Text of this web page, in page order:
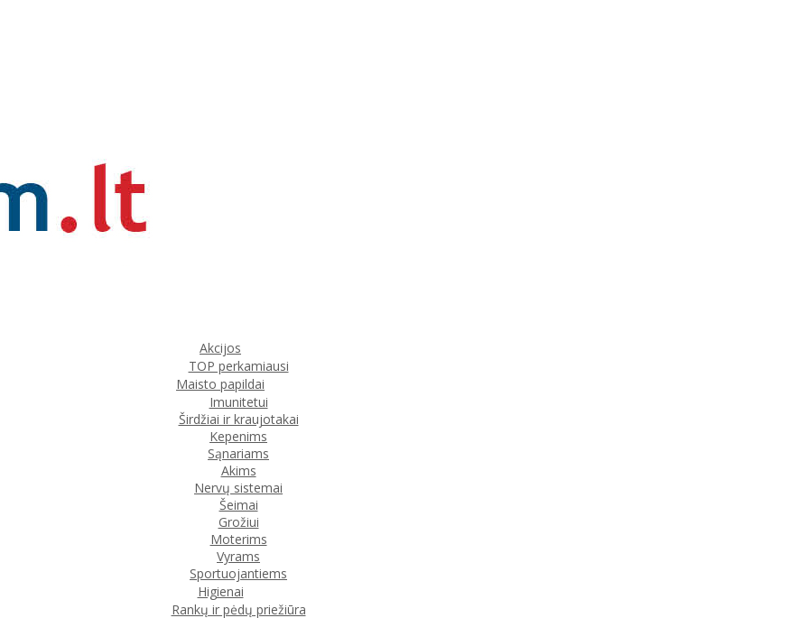
Akcijos
TOP perkamiausi
Maisto papildai
Imunitetui
Širdžiai ir kraujotakai
Kepenims
Sąnariams
Akims
Nervų sistemai
Šeimai
Grožiui
Moterims
Vyrams
Sportuojantiems
Higienai
Rankų ir pėdų priežiūra